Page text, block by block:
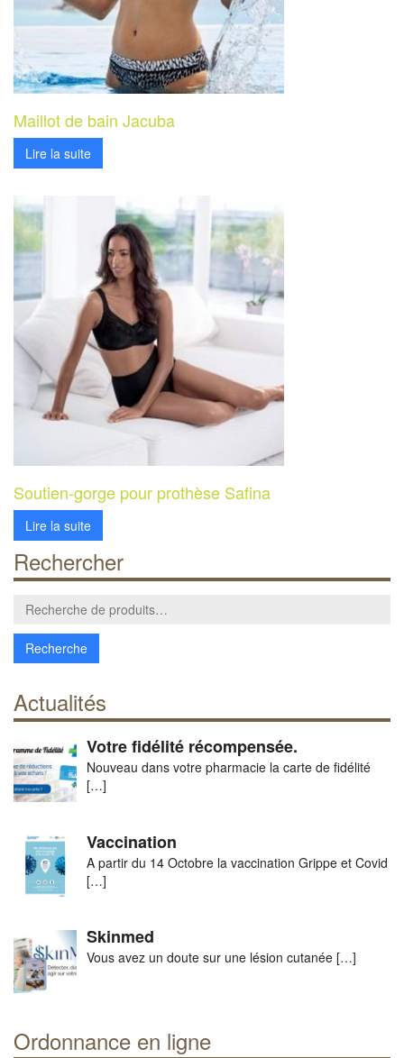
Maillot de bain Jacuba
Lire la suite
Soutien-gorge pour prothèse Safina
Lire la suite
Rechercher
Recherche
Actualités
Votre fidélité récompensée.
Nouveau dans votre pharmacie la carte de fidélité
[…]
Vaccination
A partir du 14 Octobre la vaccination Grippe et Covid
[…]
Skinmed
Vous avez un doute sur une lésion cutanée […]
Ordonnance en ligne